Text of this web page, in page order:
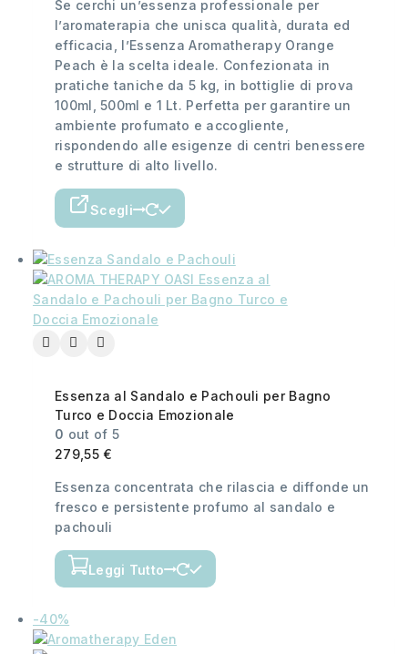
Se cerchi un’essenza professionale per
l’aromaterapia che unisca qualità, durata ed
efficacia, l’Essenza Aromatherapy Orange
Peach è la scelta ideale. Confezionata in
pratiche taniche da 5 kg, in bottiglie di prova
100ml, 500ml e 1 Lt. Perfetta per garantire un
ambiente profumato e accogliente,
rispondendo alle esigenze di centri benessere
e strutture di alto livello.
Scegli
Essenza al Sandalo e Pachouli per Bagno
Turco e Doccia Emozionale
0 out of 5
279,55 €
Essenza concentrata che rilascia e diffonde un
fresco e persistente profumo al sandalo e
pachouli
Leggi Tutto
-40%